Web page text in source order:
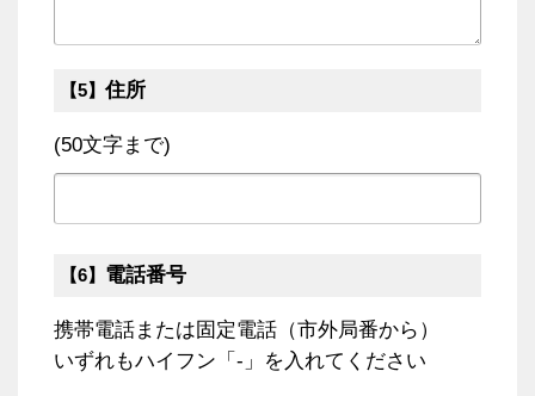
【5】住所
(50文字まで)
【6】 電話番号
携帯電話または固定電話（市外局番から）
いずれもハイフン「-」を入れてください